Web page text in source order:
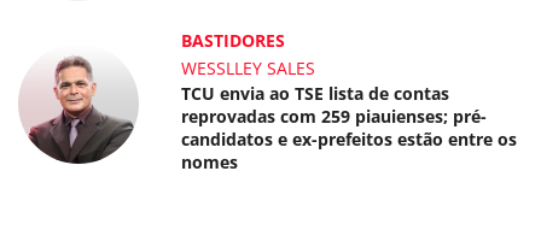
BASTIDORES
WESSLLEY SALES
TCU envia ao TSE lista de contas
reprovadas com 259 piauienses; pré-
candidatos e ex-prefeitos estão entre os
nomes